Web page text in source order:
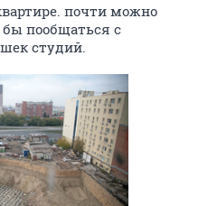
почти можно
бы пообщаться с
студий.